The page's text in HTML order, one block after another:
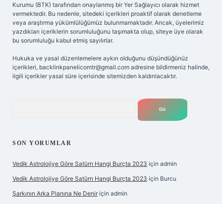
Kurumu (BTK) tarafından onaylanmış bir Yer Sağlayıcı olarak hizmet
vermektedir. Bu nedenle, sitedeki içerikleri proaktif olarak denetleme
veya araştırma yükümlülüğümüz bulunmamaktadır. Ancak, üyelerimiz
yazdıkları içeriklerin sorumluluğunu taşımakta olup, siteye üye olarak
bu sorumluluğu kabul etmiş sayılırlar.
Hukuka ve yasal düzenlemelere aykırı olduğunu düşündüğünüz
içerikleri, backlinkpanelicomtr@gmail.com adresine bildirmeniz halinde,
ilgili içerikler yasal süre içerisinde sitemizden kaldırılacaktır.
SON YORUMLAR
Vedik Astrolojiye Göre Satürn Hangi Burçta 2023 için admin
Vedik Astrolojiye Göre Satürn Hangi Burçta 2023 için Burcu
Şarkının Arka Planına Ne Denir için admin